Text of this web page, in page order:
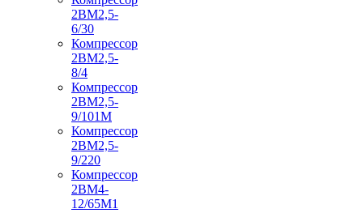
2ВМ2,5-
6/30
Компрессор
2ВМ2,5-
8/4
Компрессор
2ВМ2,5-
9/101М
Компрессор
2ВМ2,5-
9/220
Компрессор
2ВМ4-
12/65М1